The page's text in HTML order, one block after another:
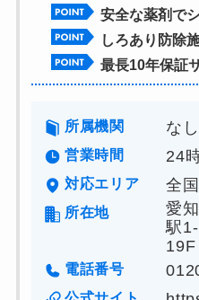
安全な薬剤で
しろあり防除
最長10年保証
所属機関 なし
営業時間 24
対応エリア 全国
所在地
愛
駅
19F
電話番号